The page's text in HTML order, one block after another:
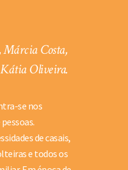
Márcia Costa,
Oliveira.
se nos
de casais,
e todos os